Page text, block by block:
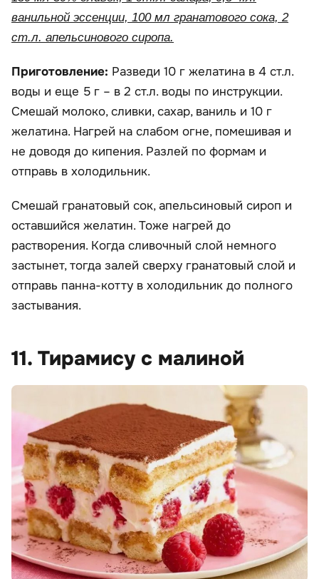
ванильной эссенции, 100 мл гранатового сока, 2
ст.л. апельсинового сиропа.
Приготовление: Разведи 10 г желатина в 4 ст.л.
воды и еще 5 г – в 2 ст.л. воды по инструкции.
Смешай молоко, сливки, сахар, ваниль и 10 г
желатина. Нагрей на слабом огне, помешивая и
не доводя до кипения. Разлей по формам и
отправь в холодильник.
Смешай гранатовый сок, апельсиновый сироп и
оставшийся желатин. Тоже нагрей до
растворения. Когда сливочный слой немного
застынет, тогда залей сверху гранатовый слой и
отправь панна-котту в холодильник до полного
застывания.
11. Тирамису с малиной